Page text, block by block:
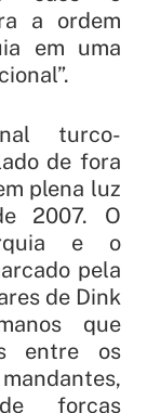
a ordem
em uma
turco-
de fora
plena luz
2007. O
e o
pela
de Dink
que
entre os
forças